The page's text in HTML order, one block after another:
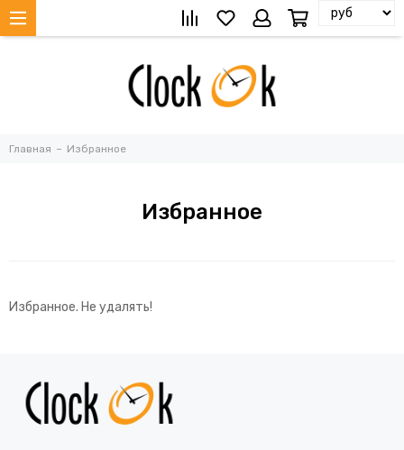
Главная Избранное
Избранное
Избранное. Не удалять!